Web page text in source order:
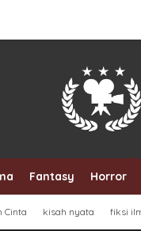
Fantasy Horror
Cinta kisah nyata fiksi